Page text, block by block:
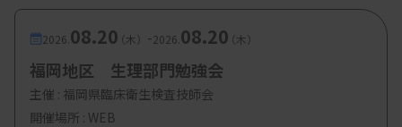
2026. 08.20（木） -2026. 08.20（木）
福岡地区 生理部門勉強会
主催 : 福岡県臨床衛生検査技師会
開催場所 : WEB